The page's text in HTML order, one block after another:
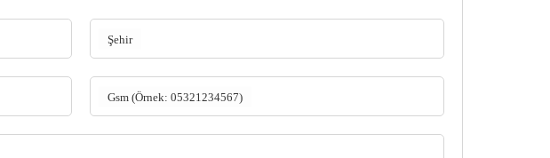
Şehir
Gsm (Örnek: 05321234567)